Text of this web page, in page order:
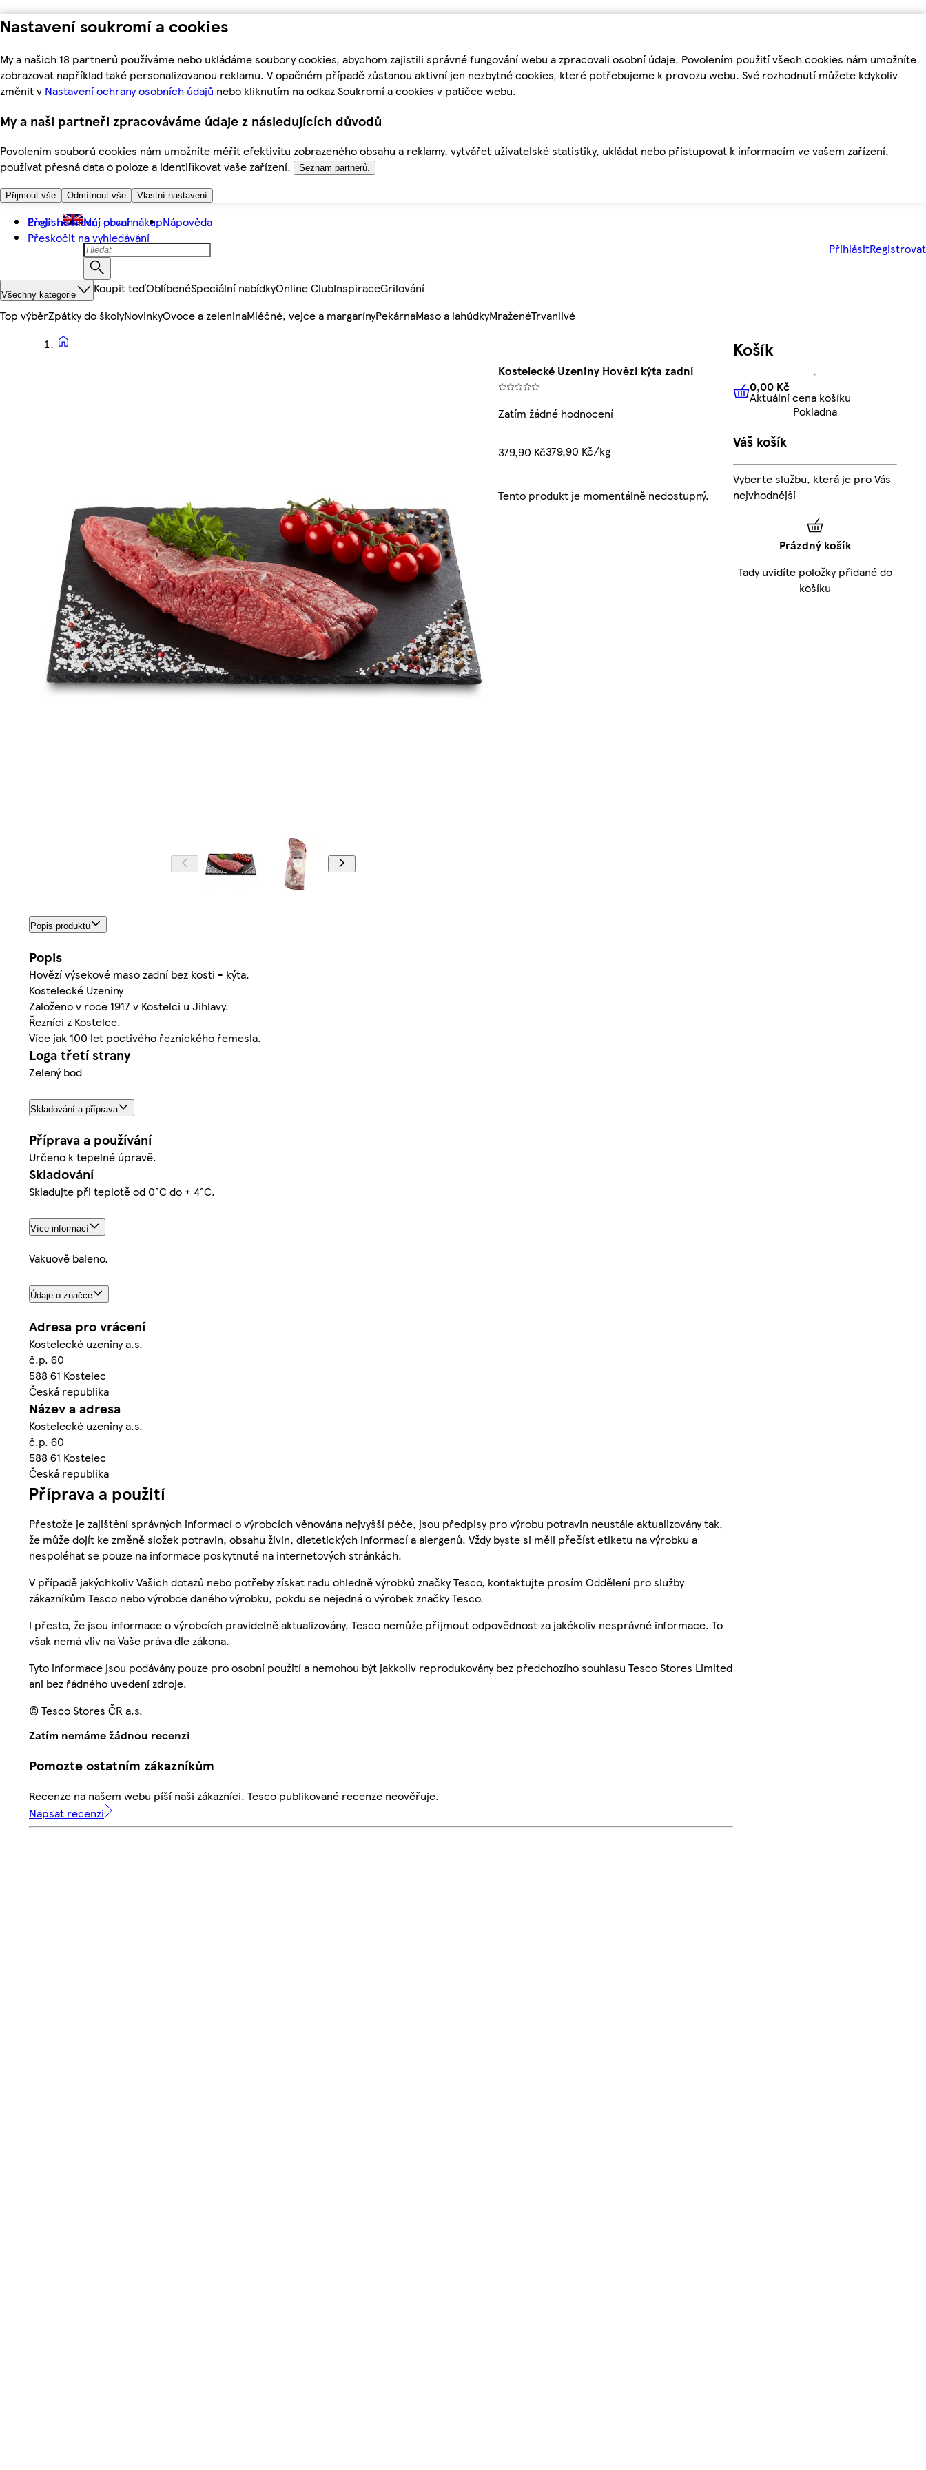
Nastavení soukromí a cookies
My a našich 18 partnerů používáme nebo ukládáme soubory cookies, abychom zajistili správné fungování webu a zpracovali osobní údaje. Povolením použití všech cookies nám umožníte
zobrazovat například také personalizovanou reklamu. V opačném případě zůstanou aktivní jen nezbytné cookies, které potřebujeme k provozu webu. Své rozhodnutí můžete kdykoliv
změnit v Nastavení ochrany osobních údajů nebo kliknutím na odkaz Soukromí a cookies v patičce webu.
My a naši partneři zpracováváme údaje z následujících důvodů
Povolením souborů cookies nám umožníte měřit efektivitu zobrazeného obsahu a reklamy, vytvářet uživatelské statistiky, ukládat nebo přistupovat k informacím ve vašem zařízení,
používat přesná data o poloze a identifikovat vaše zařízení.
Seznam partnerů.
Přijmout vše Odmítnout vše Vlastní nastavení
Přejít na hlavní obsah
Přeskočit na vyhledávání
English Můj první nákupNápověda
PřihlásitRegistrovat
Všechny kategorie Koupit teďOblíbenéSpeciální nabídkyOnline ClubInspiraceGrilování
Top výběrZpátky do školyNovinkyOvoce a zeleninaMléčné, vejce a margarínyPekárnaMaso a lahůdkyMraženéTrvanlivé
Kostelecké Uzeniny Hovězí kýta zadní
Zatím žádné hodnocení
379,90 Kč379,90 Kč/kg
Tento produkt je momentálně nedostupný.
Popis produktu
Popis
Hovězí výsekové maso zadní bez kosti - kýta.
Kostelecké Uzeniny
Založeno v roce 1917 v Kostelci u Jihlavy.
Řezníci z Kostelce.
Více jak 100 let poctivého řeznického řemesla.
Loga třetí strany
Zelený bod
Skladování a příprava
Příprava a používání
Určeno k tepelné úpravě.
Skladování
Skladujte při teplotě od 0°C do + 4°C.
Více informací
Vakuově baleno.
Údaje o značce
Adresa pro vrácení
Kostelecké uzeniny a.s.
č.p. 60
588 61 Kostelec
Česká republika
Název a adresa
Kostelecké uzeniny a.s.
č.p. 60
588 61 Kostelec
Česká republika
Příprava a použití
Přestože je zajištění správných informací o výrobcích věnována nejvyšší péče, jsou předpisy pro výrobu potravin neustále aktualizovány tak,
že může dojít ke změně složek potravin, obsahu živin, dietetických informací a alergenů. Vždy byste si měli přečíst etiketu na výrobku a
nespoléhat se pouze na informace poskytnuté na internetových stránkách.
V případě jakýchkoliv Vašich dotazů nebo potřeby získat radu ohledně výrobků značky Tesco, kontaktujte prosím Oddělení pro služby
zákazníkům Tesco nebo výrobce daného výrobku, pokdu se nejedná o výrobek značky Tesco.
I přesto, že jsou informace o výrobcích pravidelně aktualizovány, Tesco nemůže přijmout odpovědnost za jakékoliv nesprávné informace. To
však nemá vliv na Vaše práva dle zákona.
Tyto informace jsou podávány pouze pro osobní použití a nemohou být jakkoliv reprodukovány bez předchozího souhlasu Tesco Stores Limited
ani bez řádného uvedení zdroje.
© Tesco Stores ČR a.s.
Zatím nemáme žádnou recenzi
Pomozte ostatním zákazníkům
Recenze na našem webu píší naši zákazníci. Tesco publikované recenze neověřuje.
Napsat recenzi
Košík
0,00 KčAktuální cena košíku
0,00 Kč
Aktuální cena košíku
Pokladna
Váš košík
Vyberte službu, která je pro Vás
nejvhodnější
Prázdný košík
Tady uvidíte položky přidané do
košíku